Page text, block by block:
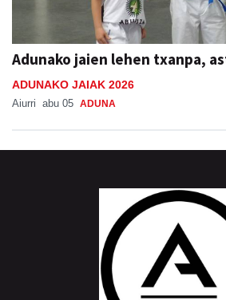
Adunako jaien lehen txanpa,
ADUNAKO JAIAK 2026
Aiurri abu 05 ADUNA